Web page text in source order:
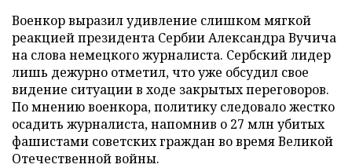
Военкор выразил удивление слишком мягкой
реакцией президента Сербии Александра Вучича
на слова немецкого журналиста. Сербский лидер
лишь дежурно отметил, что уже обсудил свое
видение ситуации в ходе закрытых переговоров.
По мнению военкора, политику следовало жестко
осадить журналиста, напомнив о 27 млн убитых
фашистами советских граждан во время Великой
Отечественной войны.